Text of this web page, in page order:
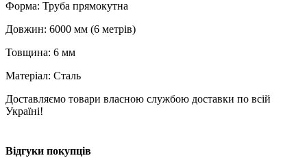
Форма: Труба прямокутна
Довжин: 6000 мм (6 метрів)
Товщина: 6 мм
Матеріал: Сталь
Доставляємо товари власною службою доставки по всій
Україні!
Відгуки покупців